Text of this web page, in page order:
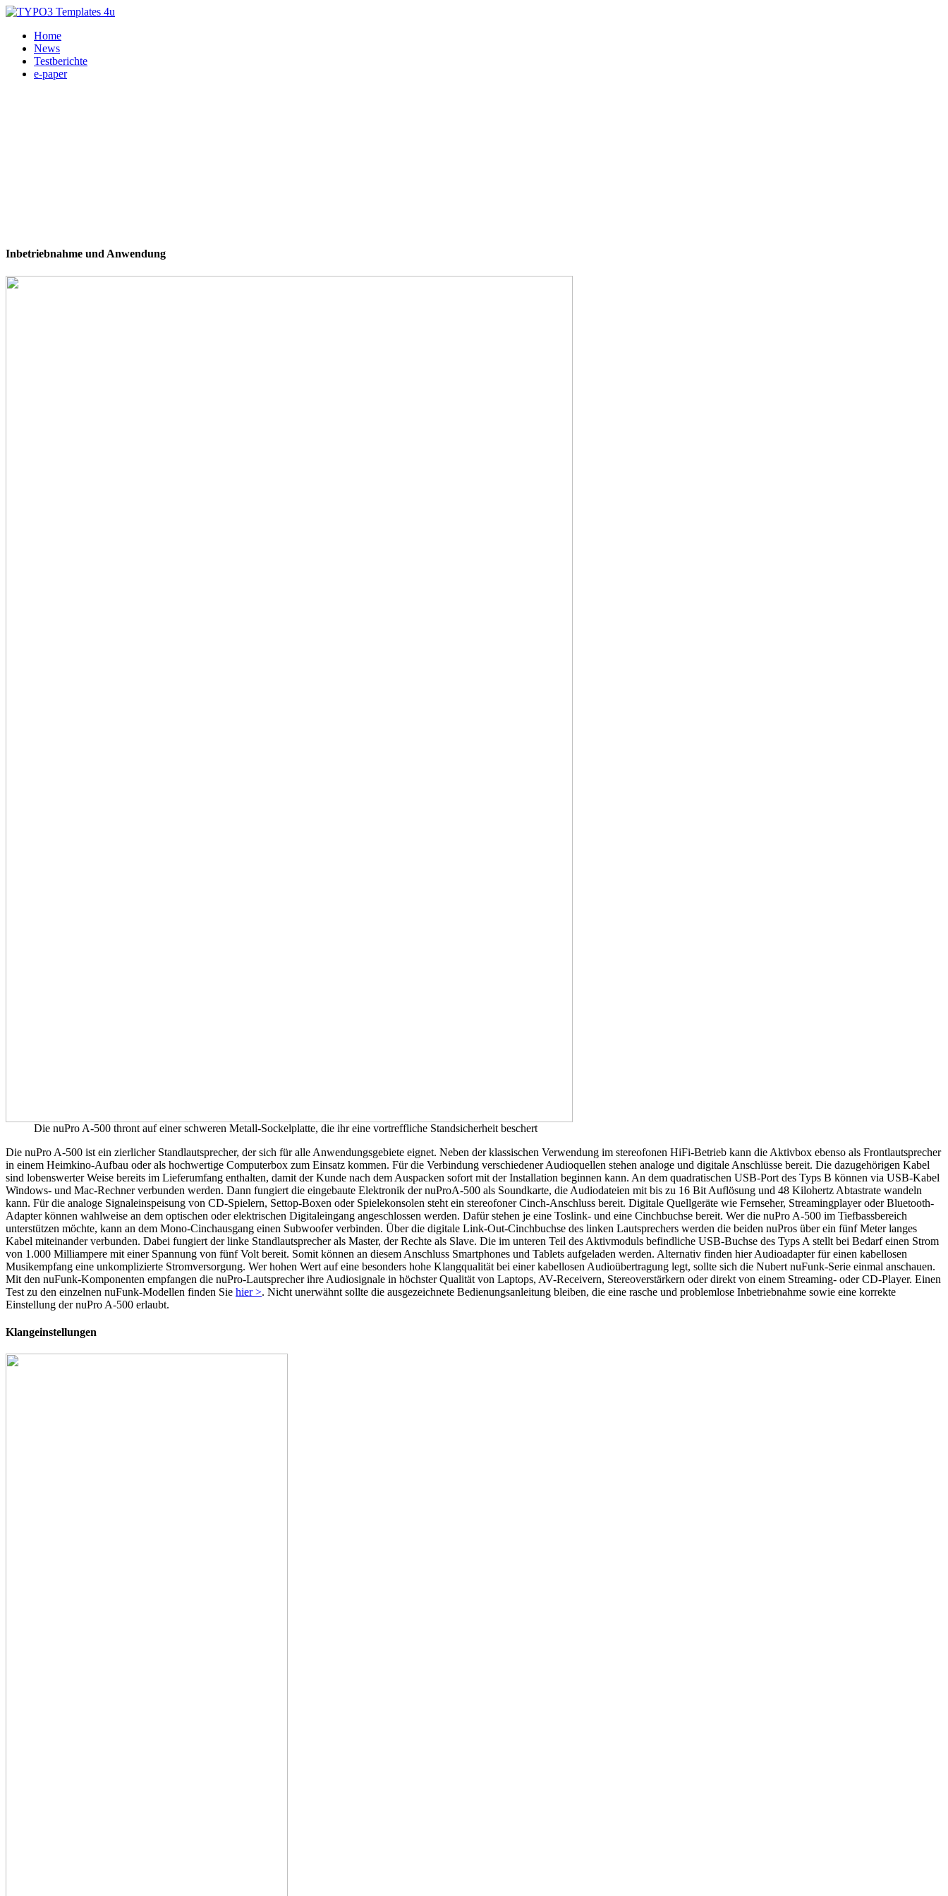
Home
News
Testberichte
e-paper
Inbetriebnahme und Anwendung
Die nuPro A-500 thront auf einer schweren Metall-Sockelplatte, die ihr eine vortreffliche Standsicherheit beschert
Die nuPro A-500 ist ein zierlicher Standlautsprecher, der sich für alle Anwendungsgebiete eignet. Neben der klassischen Verwendung im stereofonen HiFi-Betrieb kann die Aktivbox ebenso als Frontlautsprecher
in einem Heimkino-Aufbau oder als hochwertige Computerbox zum Einsatz kommen. Für die Verbindung verschiedener Audioquellen stehen analoge und digitale Anschlüsse bereit. Die dazugehörigen Kabel
sind lobenswerter Weise bereits im Lieferumfang enthalten, damit der Kunde nach dem Auspacken sofort mit der Installation beginnen kann. An dem quadratischen USB-Port des Typs B können via USB-Kabel
Windows- und Mac-Rechner verbunden werden. Dann fungiert die eingebaute Elektronik der nuProA-500 als Soundkarte, die Audiodateien mit bis zu 16 Bit Auflösung und 48 Kilohertz Abtastrate wandeln
kann. Für die analoge Signaleinspeisung von CD-Spielern, Settop-Boxen oder Spielekonsolen steht ein stereofoner Cinch-Anschluss bereit. Digitale Quellgeräte wie Fernseher, Streamingplayer oder Bluetooth-
Adapter können wahlweise an dem optischen oder elektrischen Digitaleingang angeschlossen werden. Dafür stehen je eine Toslink- und eine Cinchbuchse bereit. Wer die nuPro A-500 im Tiefbassbereich
unterstützen möchte, kann an dem Mono-Cinchausgang einen Subwoofer verbinden. Über die digitale Link-Out-Cinchbuchse des linken Lautsprechers werden die beiden nuPros über ein fünf Meter langes
Kabel miteinander verbunden. Dabei fungiert der linke Standlautsprecher als Master, der Rechte als Slave. Die im unteren Teil des Aktivmoduls befindliche USB-Buchse des Typs A stellt bei Bedarf einen Strom
von 1.000 Milliampere mit einer Spannung von fünf Volt bereit. Somit können an diesem Anschluss Smartphones und Tablets aufgeladen werden. Alternativ finden hier Audioadapter für einen kabellosen
Musikempfang eine unkomplizierte Stromversorgung. Wer hohen Wert auf eine besonders hohe Klangqualität bei einer kabellosen Audioübertragung legt, sollte sich die Nubert nuFunk-Serie einmal anschauen.
Mit den nuFunk-Komponenten empfangen die nuPro-Lautsprecher ihre Audiosignale in höchster Qualität von Laptops, AV-Receivern, Stereoverstärkern oder direkt von einem Streaming- oder CD-Player. Einen
Test zu den einzelnen nuFunk-Modellen finden Sie hier >. Nicht unerwähnt sollte die ausgezeichnete Bedienungsanleitung bleiben, die eine rasche und problemlose Inbetriebnahme sowie eine korrekte
Einstellung der nuPro A-500 erlaubt.
Klangeinstellungen